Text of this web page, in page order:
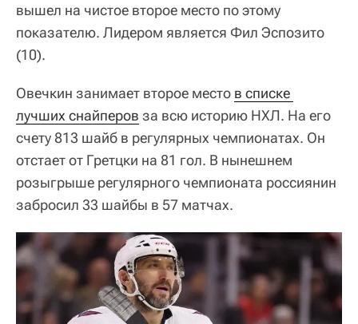
вышел на чистое второе место по этому
показателю. Лидером является Фил Эспозито
(10).
Овечкин занимает второе место в списке
лучших снайперов за всю историю НХЛ. На его
счету 813 шайб в регулярных чемпионатах. Он
отстает от Гретцки на 81 гол. В нынешнем
розыгрыше регулярного чемпионата россиянин
забросил 33 шайбы в 57 матчах.